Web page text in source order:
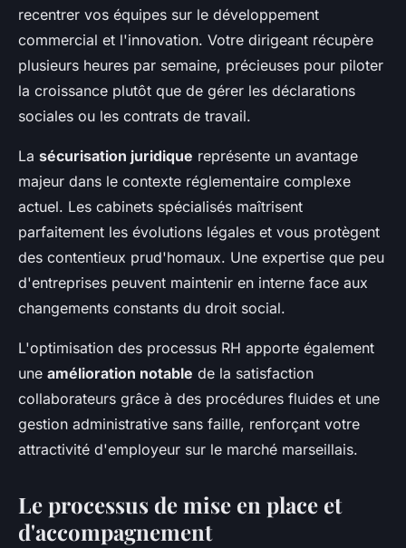
recentrer vos équipes sur le développement
commercial et l'innovation. Votre dirigeant récupère
plusieurs heures par semaine, précieuses pour piloter
la croissance plutôt que de gérer les déclarations
sociales ou les contrats de travail.
La sécurisation juridique représente un avantage
majeur dans le contexte réglementaire complexe
actuel. Les cabinets spécialisés maîtrisent
parfaitement les évolutions légales et vous protègent
des contentieux prud'homaux. Une expertise que peu
d'entreprises peuvent maintenir en interne face aux
changements constants du droit social.
L'optimisation des processus RH apporte également
une amélioration notable de la satisfaction
collaborateurs grâce à des procédures fluides et une
gestion administrative sans faille, renforçant votre
attractivité d'employeur sur le marché marseillais.
Le processus de mise en place et
d'accompagnement